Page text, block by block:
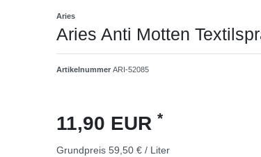
Aries
Aries Anti Motten
Artikelnummer ARI-52085
11,90 EUR *
Grundpreis 59,50 € / Liter